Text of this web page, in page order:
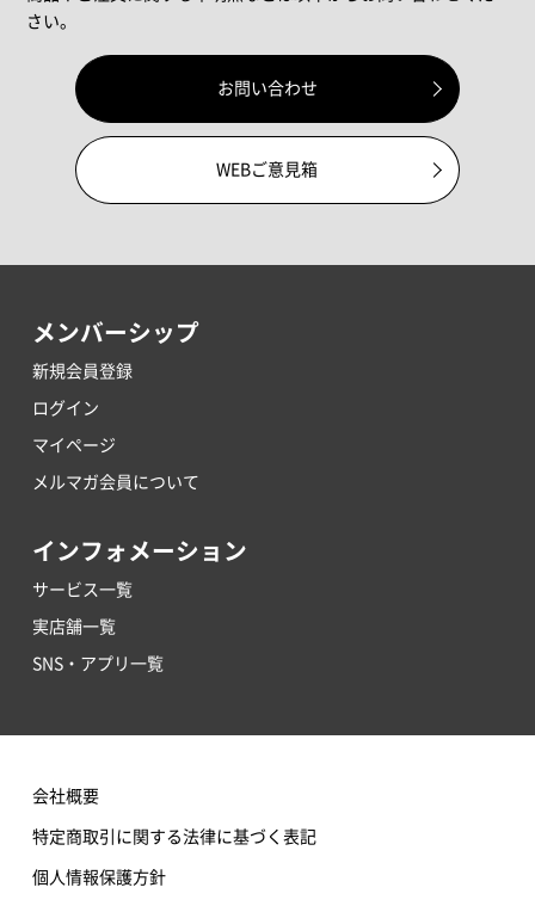
さい。
お問い合わせ
WEBご意見箱
メンバーシップ
新規会員登録
ログイン
マイページ
メルマガ会員について
インフォメーション
サービス一覧
実店舗一覧
SNS・アプリ一覧
会社概要
特定商取引に関する法律に基づく表記
個人情報保護方針